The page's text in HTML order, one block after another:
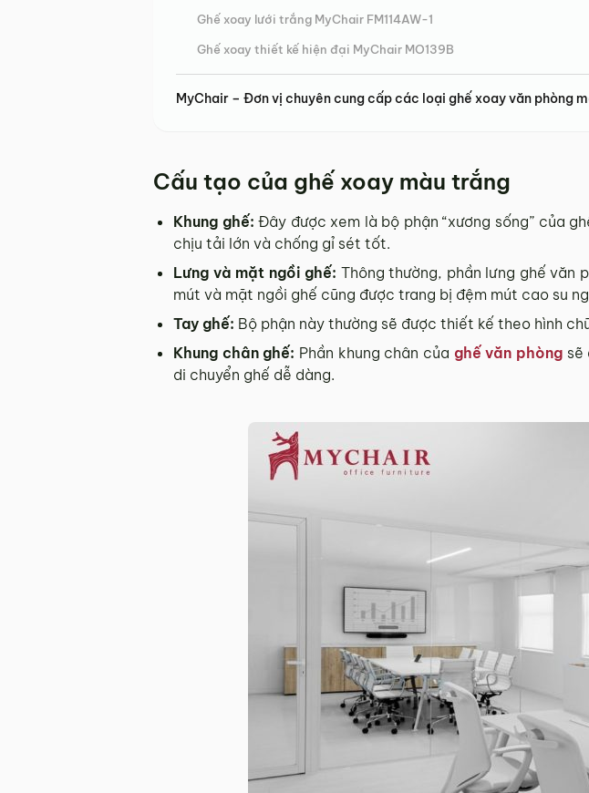
Ghế xoay lưới trắng MyChair FM114AW-1
Ghế xoay thiết kế hiện đại MyChair MO139B
MyChair – Đơn vị chuyên cung cấp các loại ghế xoay văn phòng
Cấu tạo của ghế xoay màu trắng
Khung ghế: Đây được xem là bộ phận “xương sống” của
chịu tải lớn và chống gỉ sét tốt.
Lưng và mặt ngồi ghế: Thông thường, phần lưng ghế văn
mút và mặt ngồi ghế cũng được trang bị đệm mút cao su
Tay ghế: Bộ phận này thường sẽ được thiết kế theo hình
Khung chân ghế: Phần khung chân của ghế văn phòng sẽ
di chuyển ghế dễ dàng.